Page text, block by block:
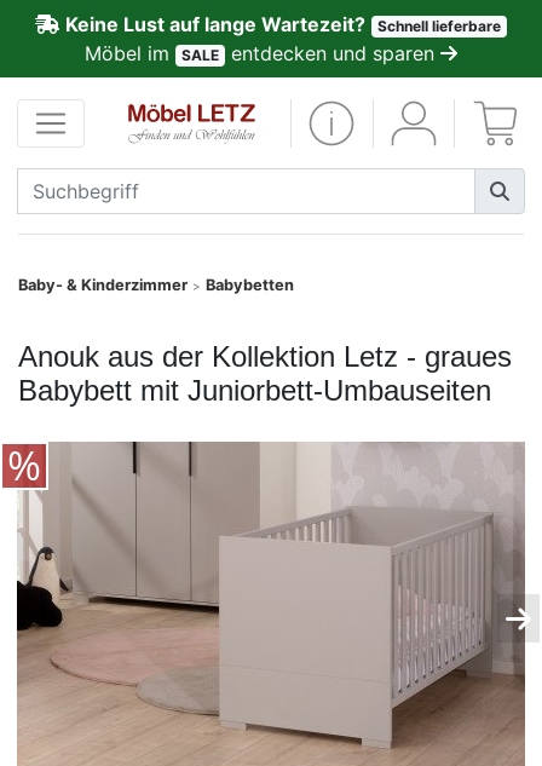
Keine Lust auf lange Wartezeit? Schnell lieferbare
Möbel im SALE entdecken und sparen
Baby- & Kinderzimmer > Babybetten
Anouk aus der Kollektion Letz - graues
Babybett mit Juniorbett-Umbauseiten
Kundenmeinungen
Anmelden
PREMIUM
Schnell
SALE
Möbel-
0%
Finanzierung
Markenwelt